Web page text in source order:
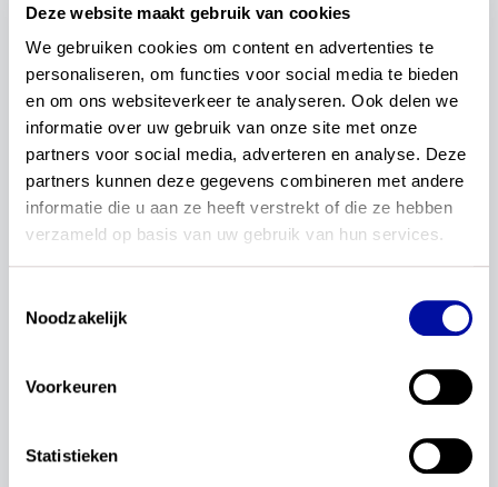
Deze website maakt gebruik van cookies
We gebruiken cookies om content en advertenties te
personaliseren, om functies voor social media te bieden
en om ons websiteverkeer te analyseren. Ook delen we
informatie over uw gebruik van onze site met onze
partners voor social media, adverteren en analyse. Deze
partners kunnen deze gegevens combineren met andere
informatie die u aan ze heeft verstrekt of die ze hebben
verzameld op basis van uw gebruik van hun services.
Noodzakelijk
Voorkeuren
Statistieken
en werk daar op CSG Dingstede. Volleyballen,
klussen, tuinieren, tekenen en lezen doe ik graag
wanneer ik tijd over heb.
De afgelopen jaren heb ik veel kunnen en mogen
doen in het onderwijs, zoals de PWS-coördinatie,
technatorschap en natuurlijk docent O&O en
biologie. Mijn passie ligt bij het ontwikkelen van
lessen, lesmaterialen, waarin verbindingen tussen
vind ik het optimaliseren van je werkomgeving en
belangrijk. Mijn insteek daarbij is om leerlingen en
collega’s te enthousiasmeren en hun